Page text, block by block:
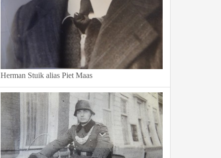
Herman Stuik alias Piet Maas